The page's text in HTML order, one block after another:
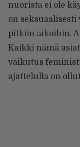
nuorista ei ole
on
pitkiin aikoihin.
Kaikki nämä
vaikutus
ajattelulla on